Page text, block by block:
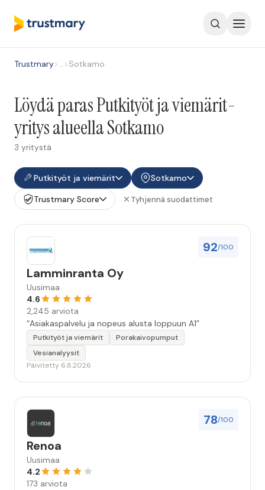
Trustmary>…>Sotkamo
Löydä paras Putkityöt ja viemärit-
yritys alueella Sotkamo
3 yritystä
Putkityöt ja viemärit
Sotkamo
Trustmary Score
Tyhjennä suodattimet
92/100
Lamminranta Oy
Uusimaa
4.6
2,245 arviota
“Asiakaspalvelu ja nopeus alusta loppuun A1”
Putkityöt ja viemärit
Porakaivopumput
Vesianalyysit
Päivitetty 6.8.2026
78/100
Renoa
Uusimaa
4.2
173 arviota